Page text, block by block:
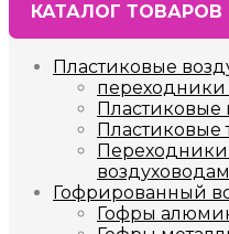
КАТАЛОГ ТОВАРОВ
Пластиковые
Пластиковые
Пластиковые
Переходники
воздуховодам
Гофрированный
Гофры